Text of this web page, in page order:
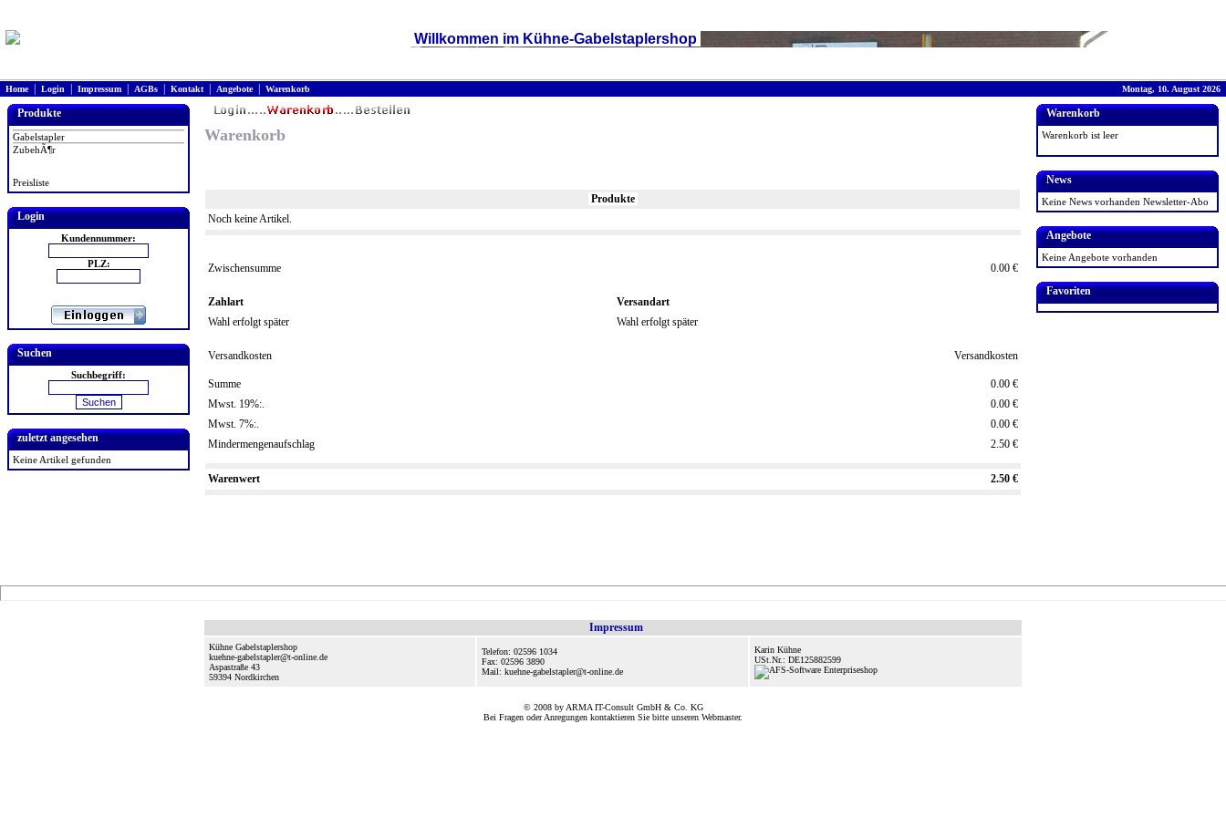
Willkommen im Kühne-Gabelstaplershop
Home| Login Impressum AGBs Kontakt| Angebote| Warenkorb Montag, 10. August 2026
Produkte
Gabelstapler
ZubehÃ¶r
Preisliste
Login
Kundennummer:
PLZ:
Suchen
Suchbegriff:
zuletzt angesehen
Keine Artikel gefunden
Warenkorb
Produkte
Noch keine Artikel.
Zwischensumme 0.00 €
Zahlart
Versandart
Wahl erfolgt später
Wahl erfolgt später
Versandkosten Versandkosten
Summe
0.00 €
Mwst. 19%:.
0.00 €
Mwst. 7%:.
0.00 €
Mindermengenaufschlag
2.50 €
Warenwert 2.50 €
Warenkorb
Warenkorb ist leer
News
Keine News vorhanden Newsletter-Abo
Angebote
Keine Angebote vorhanden
Favoriten
Impressum
Kühne Gabelstaplershop
kuehne-gabelstapler@t-online.de
Aspastraße 43
59394 Nordkirchen
Telefon: 02596 1034
Fax: 02596 3890
Mail: kuehne-gabelstapler@t-online.de
Karin Kühne
USt.Nr.: DE125882599
© 2008 by ARMA IT-Consult GmbH & Co. KG
Bei Fragen oder Anregungen kontaktieren Sie bitte unseren Webmaster.